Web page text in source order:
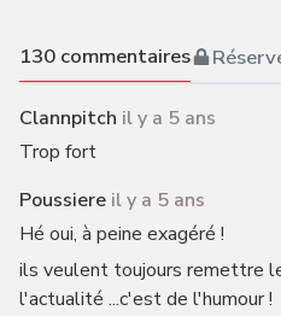
130commentaires
Clannpitch il y a 5 ans
Trop fort
Poussiere il y a 5 ans
Hé oui, à peine exagéré !
ils veulent toujours remettre
l'actualité ...c'est de l'humour !